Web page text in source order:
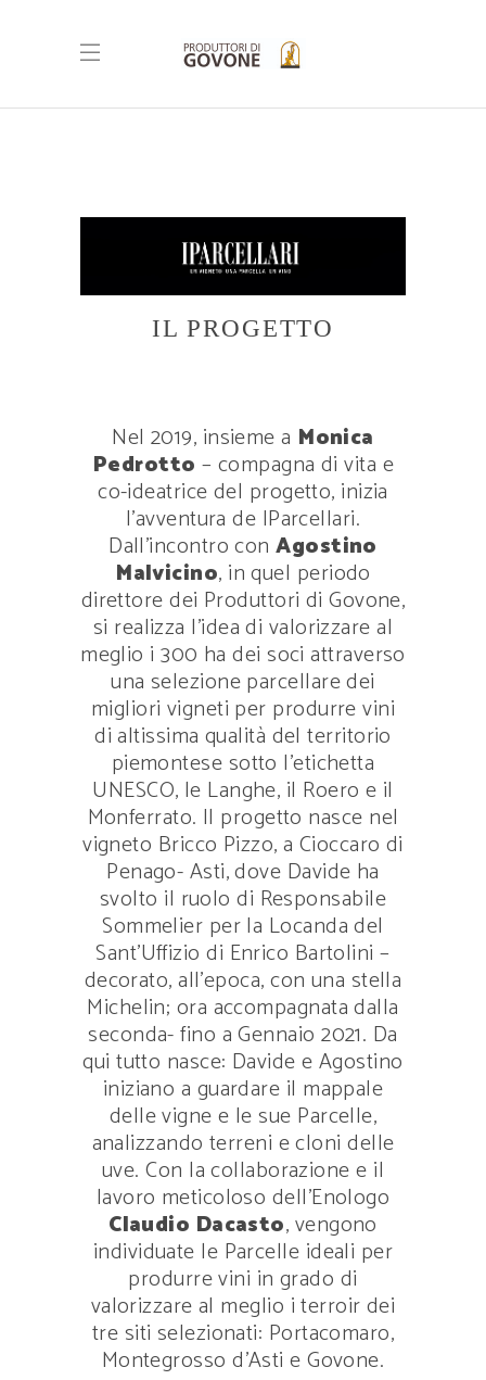
IL PROGETTO
Nel 2019, insieme a Monica
Pedrotto – compagna di vita e
co-ideatrice del progetto, inizia
l’avventura de IParcellari.
Dall’incontro conAgostino
Malvicino, in quel periodo
direttore dei Produttori di Govone,
si realizza l’idea di valorizzare al
meglio i 300 ha dei soci attraverso
una selezione parcellare dei
migliori vigneti per produrre vini
di altissima qualità del territorio
piemontese sotto l’etichetta
UNESCO, le Langhe, il Roero e il
Monferrato. Il progetto nasce nel
vigneto Bricco Pizzo, a Cioccaro di
Penago- Asti, dove Davide ha
svolto il ruolo di Responsabile
Sommelier per la Locanda del
Sant’Uffizio di Enrico Bartolini –
decorato, all’epoca, con una stella
Michelin; ora accompagnata dalla
seconda- fino a Gennaio 2021. Da
qui tutto nasce: Davide e Agostino
iniziano a guardare il mappale
delle vigne e le sue Parcelle,
analizzando terreni e cloni delle
uve. Con la collaborazione e il
lavoro meticoloso dell’Enologo
Claudio Dacasto, vengono
individuate le Parcelle ideali per
produrre vini in grado di
valorizzare al meglio i terroir dei
tre siti selezionati: Portacomaro,
Montegrosso d’Asti e Govone.